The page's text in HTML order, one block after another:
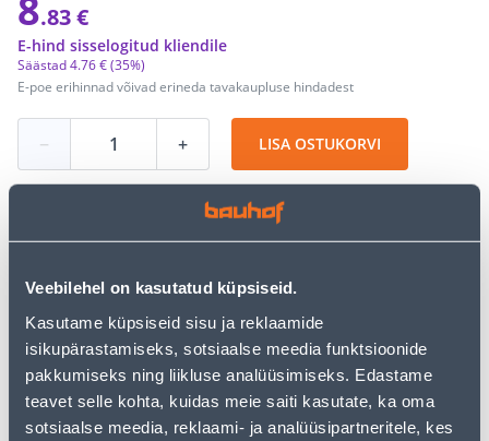
Veebilehel on kasutatud küpsiseid.
Kasutame küpsiseid sisu ja reklaamide
isikupärastamiseks, sotsiaalse meedia funktsioonide
pakkumiseks ning liikluse analüüsimiseks. Edastame
teavet selle kohta, kuidas meie saiti kasutate, ka oma
sotsiaalse meedia, reklaami- ja analüüsipartneritele, kes
.83 €
E-poe erihinnad võivad erineda tavakaupluse hindadest
Säästad4.76 €(35%)
E-hind sisselogitud kliendile
− + LISA OSTUKORVI
Eeldatav kojuvedu 3,69 € al. 2-5 tööpäeva
Tarne pakiautomaati al. 2,29 € al. 2-5 tööpäeva
Poest kätte, alates 06.08.2026